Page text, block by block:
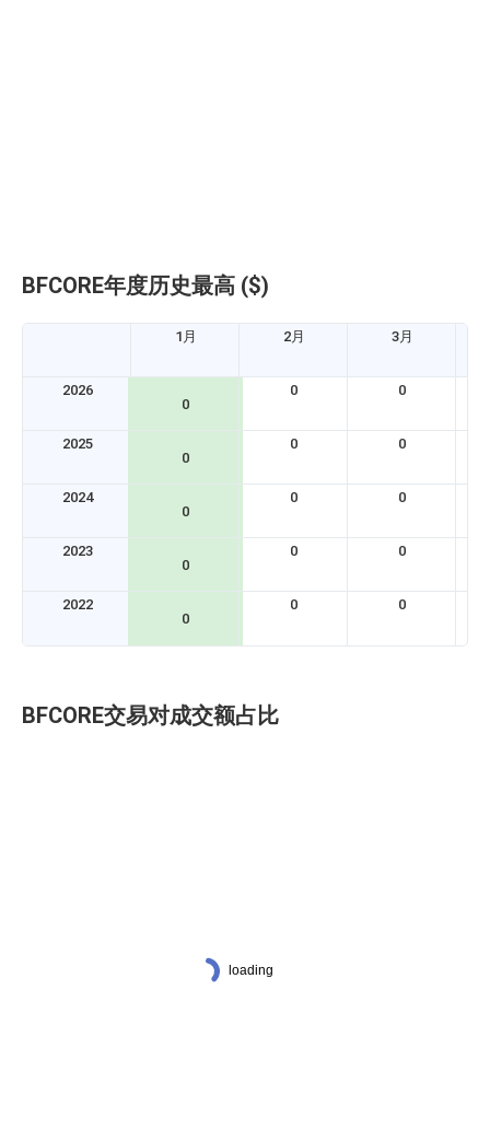
BFCORE年度历史最高 ($)
1月 2月 3月
2026
0
0 0
2025
0
0 0
2024
0
0 0
2023
0
0 0
2022
0
0 0
BFCORE交易对成交额占比